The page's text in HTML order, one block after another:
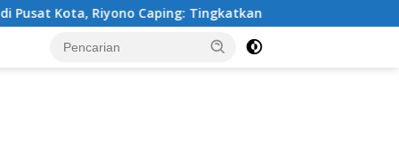
Caping: Tingkatkan SDM dan Gerakkan Ekonomi Magetan